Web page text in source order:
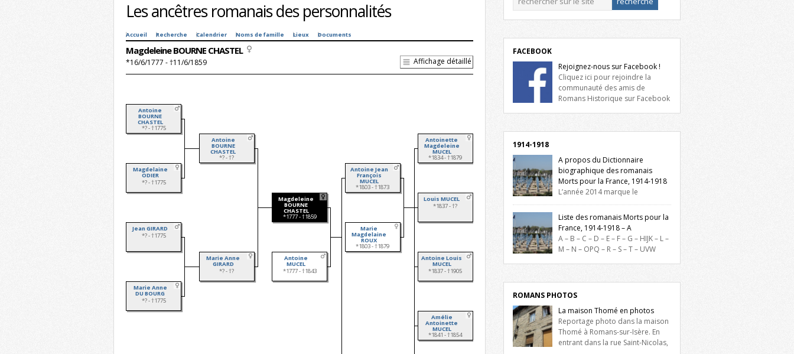
Les ancêtres romanais des personnalités
Accueil Recherche Calendrier Noms de famille Lieux Documents
Magdeleine BOURNE CHASTEL
*16/6/1777 - †11/6/1859 Affichage détaillé
Antoine
BOURNE
CHASTEL
*? - †1775
Magdelaine
ODIER
*? - †1775
Jean GIRARD
*? - †1775
Marie Anne
DU BOURG
*? - †1775
Antoine
BOURNE
CHASTEL
*? - †?
Marie Anne
GIRARD
*? - †?
Magdeleine
BOURNE
CHASTEL
*1777 - †1859
Antoine
MUCEL
*1777 - †1843
Antoine Jean
François
MUCEL
*1803 - †1873
Marie
Magdelaine
ROUX
*1803 - †1879
Antoinette
Magdeleine
MUCEL
*1834 - †1879
Louis MUCEL
*1837 - †?
Antoine Louis
MUCEL
*1837 - †1905
Amélie
Antoinette
MUCEL
*1841 - †1854
FACEBOOK
Rejoignez-nous sur Facebook !
Cliquez ici pour rejoindre la
communauté des amis de
Romans Historique sur Facebook
1914-1918
A propos du Dictionnaire
biographique des romanais
Morts pour la France, 1914-1918
L’année 2014 marque le
centenaire du début de la Première Guerre
Mondiale et ce dictionnaire biographique veut
rendre hommage aux romanais Morts pour la
France durant ce conflit. La base de cette
recherche historique est constituée des noms
gravés sur les plaques commémoratives de
l’Hôtel de Ville, du lycée du Dauphiné et du
Liste des romanais Morts pour la
France, 1914-1918 – A
A – B – C – D – E – F – G – HIJK – L –
M – N – OPQ – R – S – T – UVW
par cette lettre. Liste des romanais […]
ROMANS PHOTOS
La maison Thomé en photos
Reportage photo dans la maison
Thomé à Romans-sur-Isère. En
entrant dans la rue Saint-Nicolas,